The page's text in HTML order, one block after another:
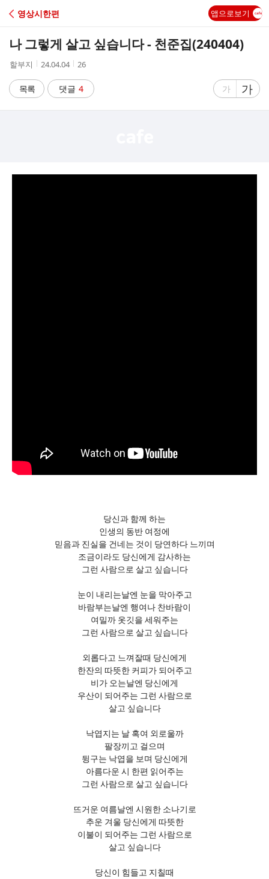
C
A
영상시한편 앱으로보기
나 그렇게 살고 싶습니다 - 천준집(240404)
작
자
할부지
작
시
간
24.04.04
조
수
26
목록 댓글 4
글
게
가
글
자
게
가
당신과 함께 하는
인생의 동반 여정에
믿음과 진실을 건네는 것이 당연하다 느끼며
조금이라도 당신에게 감사하는
그런 사람으로 살고 싶습니다
눈이 내리는날엔 눈을 막아주고
바람부는날엔 행여나 찬바람이
여밀까 옷깃을 세워주는
그런 사람으로 살고 싶습니다
외롭다고 느껴잘때 당신에게
한잔의 따뜻한 커피가 되어주고
비가 오는날엔 당신에게
우산이 되어주는 그런 사람으로
살고 싶습니다
낙엽지는 날 혹여 외로울까
팔장끼고 걸으며
뒹구는 낙엽을 보며 당신에게
아름다운 시 한편 읽어주는
그런 사람으로 살고 싶습니다
뜨거운 여름날엔 시원한 소나기로
추운 겨울 당신에게 따뜻한
이불이 되어주는 그런 사람으로
살고 싶습니다
당신이 힘들고 지칠때